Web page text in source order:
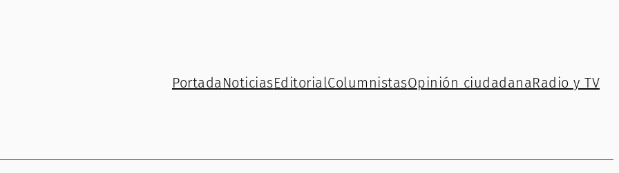
Portada NoticiasEditorialColumnistasOpinión ciudadanaRadio y TV